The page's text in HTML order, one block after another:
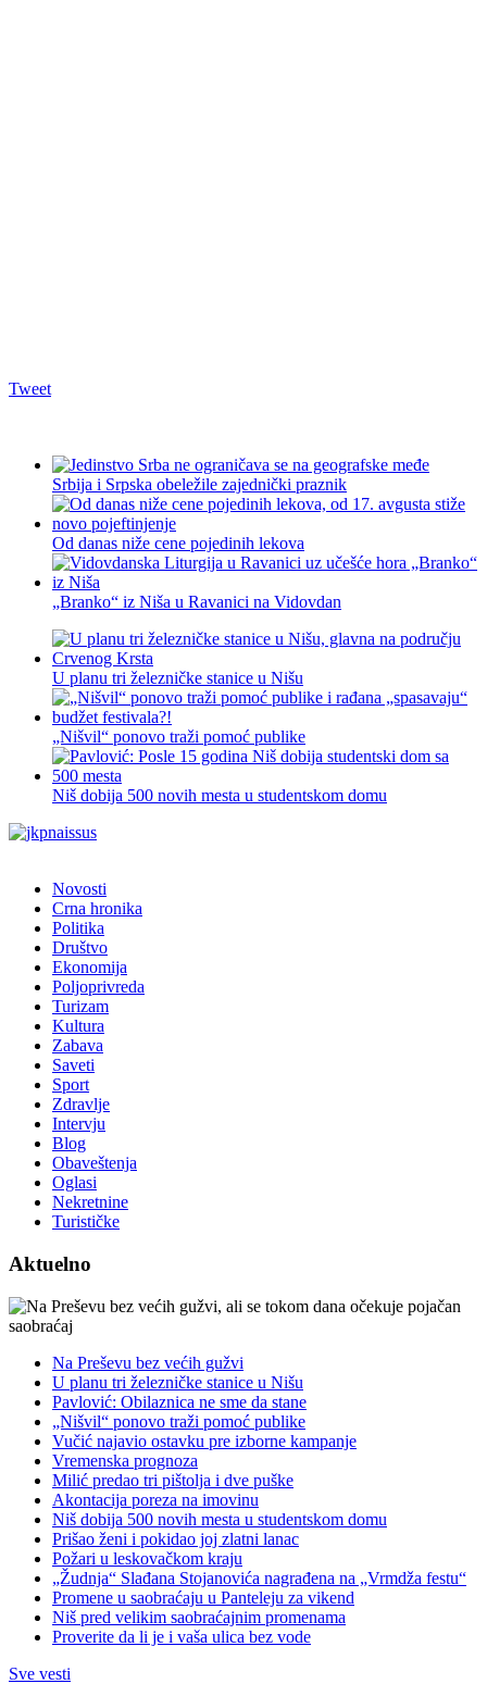
Tweet
Srbija i Srpska obeležile zajednički praznik
Od danas niže cene pojedinih lekova
„Branko“ iz Niša u Ravanici na Vidovdan
U planu tri železničke stanice u Nišu
„Nišvil“ ponovo traži pomoć publike
Niš dobija 500 novih mesta u studentskom domu
Novosti
Crna hronika
Politika
Društvo
Ekonomija
Poljoprivreda
Turizam
Kultura
Zabava
Saveti
Sport
Zdravlje
Intervju
Blog
Obaveštenja
Oglasi
Nekretnine
Turističke
Aktuelno
Na Preševu bez većih gužvi
U planu tri železničke stanice u Nišu
Pavlović: Obilaznica ne sme da stane
„Nišvil“ ponovo traži pomoć publike
Vučić najavio ostavku pre izborne kampanje
Vremenska prognoza
Milić predao tri pištolja i dve puške
Akontacija poreza na imovinu
Niš dobija 500 novih mesta u studentskom domu
Prišao ženi i pokidao joj zlatni lanac
Požari u leskovačkom kraju
„Žudnja“ Slađana Stojanovića nagrađena na „Vrmdža festu“
Promene u saobraćaju u Panteleju za vikend
Niš pred velikim saobraćajnim promenama
Proverite da li je i vaša ulica bez vode
Sve vesti